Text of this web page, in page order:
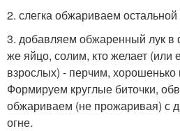
2. слегка обжариваем остальной
3. добавляем обжаренный лук
же яйцо, солим, кто желает (или
взрослых) - перчим,
Формируем круглые биточки,
обжариваем (не прожаривая) с
огне.